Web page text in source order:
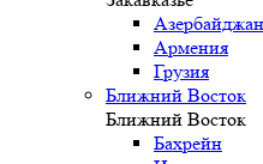
Азербайджан
Армения
Грузия
Ближний Восток
Ближний Восток
Бахрейн